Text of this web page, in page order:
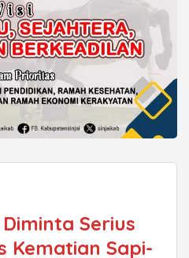
Serius
Kematian Sapi-